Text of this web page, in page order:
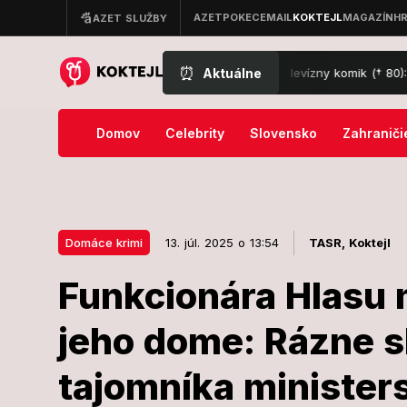
⏰ Aktuálne
krátkej chorobe zomrel obľúbený televízny komik († 80): Zabával
Domov Celebrity Slovensko
Domáce krimi 13. júl. 2025 o 13:54 TASR, Koktejl
Funkcionára Hlasu
jeho dome: Rázne
tajomníka
Funkcionára